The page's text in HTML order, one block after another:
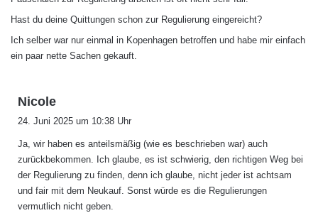
Hast du deine Quittungen schon zur Regulierung eingereicht?
Ich selber war nur einmal in Kopenhagen betroffen und habe mir einfach
ein paar nette Sachen gekauft.
Nicole
a
t
:
24. Juni 2025 um 10:38 Uhr
Ja, wir haben es anteilsmäßig (wie es beschrieben war) auch
zurückbekommen. Ich glaube, es ist schwierig, den richtigen Weg bei
der Regulierung zu finden, denn ich glaube, nicht jeder ist achtsam
und fair mit dem Neukauf. Sonst würde es die Regulierungen
vermutlich nicht geben.